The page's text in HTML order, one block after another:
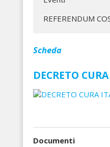
REFERENDUM
Scheda
DECRETO
Documenti